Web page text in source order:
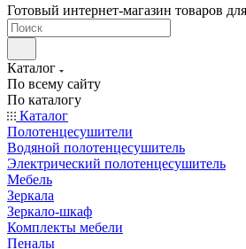
Готовый интернет-магазин товаров
Каталог
По всему сайту
По каталогу
Каталог
Полотенцесушители
Водяной полотенцесушитель
Электрический полотенцесушитель
Мебель
Зеркала
Зеркало-шкаф
Комплекты мебели
Пеналы